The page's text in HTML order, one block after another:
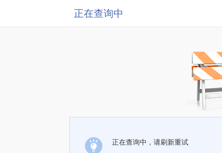
正在查询中
正在查询中，请刷新重试